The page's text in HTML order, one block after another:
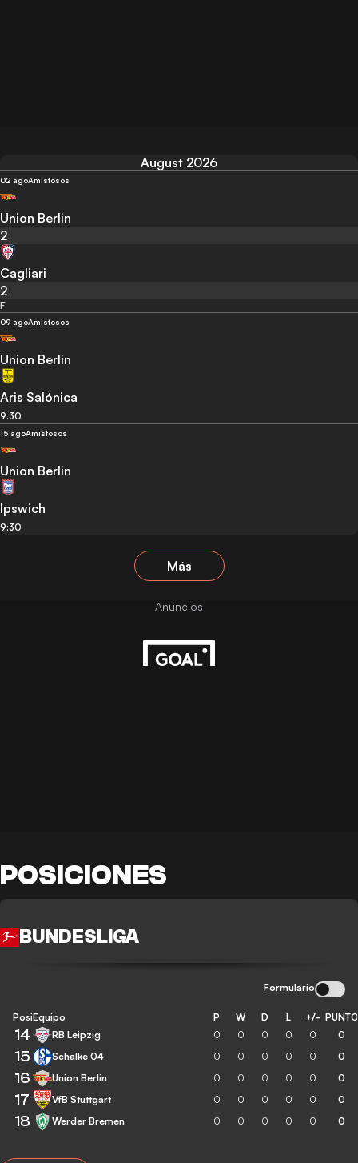
August 2026
02 agoAmistosos
Union Berlin
2
Cagliari
2
F
09 agoAmistosos
Union Berlin
Aris Salónica
9:30
15 agoAmistosos
Union Berlin
Ipswich
9:30
Más
POSICIONES
BUNDESLIGA
Formulario
Posición
Equipo P W D L +/-
14 RB Leipzig 0 0 0 0 0 0
15 Schalke 04 0 0 0 0 0 0
16 Union Berlin 0 0 0 0 0 0
17 VfB Stuttgart 0 0 0 0 0 0
18 Werder Bremen 0 0 0 0 0 0